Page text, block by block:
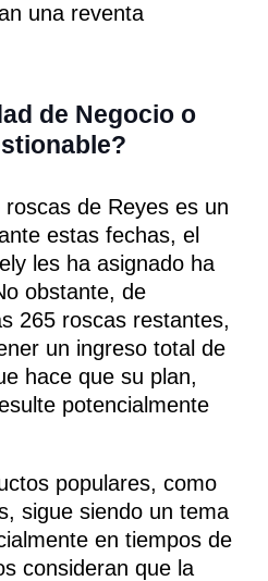
una reventa
de Negocio o
de Reyes es un
estas fechas, el
les ha asignado ha
obstante, de
265 roscas restantes,
un ingreso total de
hace que su plan,
potencialmente
populares, como
sigue siendo un tema
en tiempos de
consideran que la